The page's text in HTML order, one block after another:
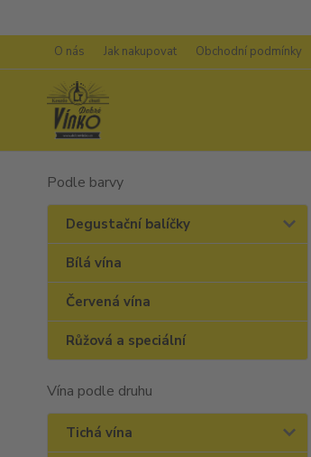
O nás Jak nakupovat Obchodní podmínky
Podle barvy
Degustační balíčky
Bílá vína
Červená vína
Růžová a speciální
Vína podle druhu
Tichá vína